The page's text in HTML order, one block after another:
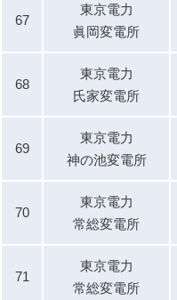
67
東京電力
眞岡変電所
68
東京電力
氏家変電所
69
東京電力
神の池変電所
70
東京電力
常総変電所
71
東京電力
常総変電所